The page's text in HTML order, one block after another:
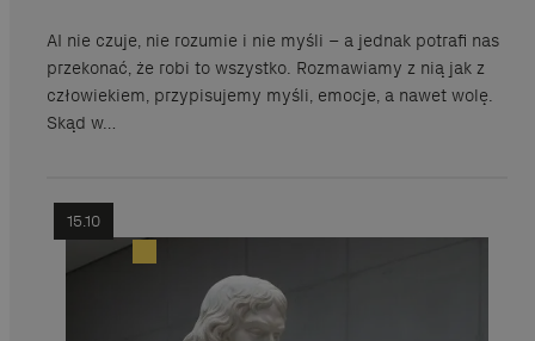
AI nie czuje, nie rozumie i nie myśli – a jednak potrafi nas
przekonać, że robi to wszystko. Rozmawiamy z nią jak z
człowiekiem, przypisujemy myśli, emocje, a nawet wolę.
Skąd w…
15.10